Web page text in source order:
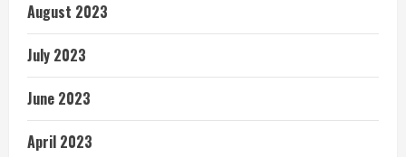
August 2023
July 2023
June 2023
April 2023